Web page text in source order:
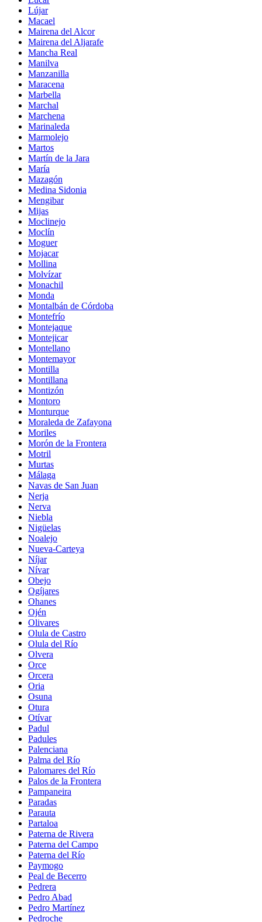
Lújar
Macael
Mairena del Alcor
Mairena del Aljarafe
Mancha Real
Manilva
Manzanilla
Maracena
Marbella
Marchal
Marchena
Marinaleda
Marmolejo
Martos
Martín de la Jara
María
Mazagón
Medina Sidonia
Mengibar
Mijas
Moclinejo
Moclín
Moguer
Mojacar
Mollina
Molvízar
Monachil
Monda
Montalbán de Córdoba
Montefrío
Montejaque
Montejicar
Montellano
Montemayor
Montilla
Montillana
Montizón
Montoro
Monturque
Moraleda de Zafayona
Moriles
Morón de la Frontera
Motril
Murtas
Málaga
Navas de San Juan
Nerja
Nerva
Niebla
Nigüelas
Noalejo
Nueva-Carteya
Níjar
Nívar
Obejo
Ogíjares
Ohanes
Ojén
Olivares
Olula de Castro
Olula del Río
Olvera
Orce
Orcera
Oria
Osuna
Otura
Otívar
Padul
Padules
Palenciana
Palma del Río
Palomares del Río
Palos de la Frontera
Pampaneira
Paradas
Parauta
Partaloa
Paterna de Rivera
Paterna del Campo
Paterna del Río
Paymogo
Peal de Becerro
Pedrera
Pedro Abad
Pedro Martínez
Pedroche